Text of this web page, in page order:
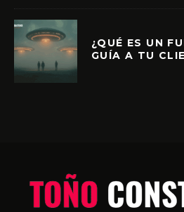
¿QUÉ ES UN
GUÍA A TU